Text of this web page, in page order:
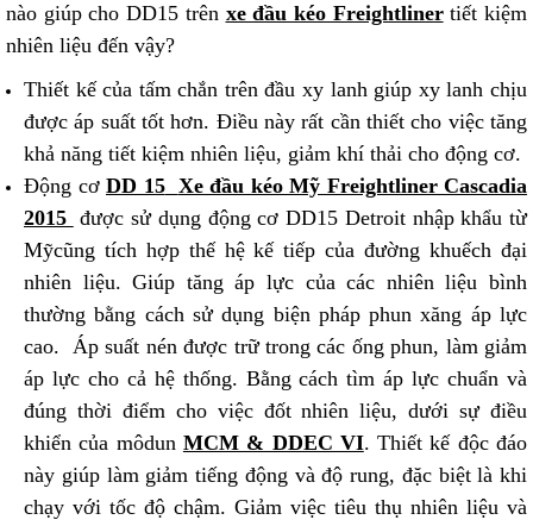
nào giúp cho DD15 trên xe đầu kéo Freightlinertiết kiệm
nhiên liệu đến vậy?
Thiết kế của tấm chắn trên đầu xy lanh giúp xy lanh chịu
được áp suất tốt hơn. Điều này rất cần thiết cho việc tăng
khả năng tiết kiệm nhiên liệu, giảm khí thải cho động cơ.
Động cơ DD 15 Xe đầu kéo Mỹ Freightliner Cascadia
2015 được sử dụng động cơ DD15 Detroit nhập khẩu từ
Mỹcũng tích hợp thế hệ kế tiếp của đường khuếch đại
nhiên liệu. Giúp tăng áp lực của các nhiên liệu bình
thường bằng cách sử dụng biện pháp phun xăng áp lực
cao. Áp suất nén được trữ trong các ống phun, làm giảm
áp lực cho cả hệ thống. Bằng cách tìm áp lực chuẩn và
đúng thời điểm cho việc đốt nhiên liệu, dưới sự điều
khiển của môdun MCM & DDEC VI. Thiết kế độc đáo
này giúp làm giảm tiếng động và độ rung, đặc biệt là khi
chạy với tốc độ chậm. Giảm việc tiêu thụ nhiên liệu và